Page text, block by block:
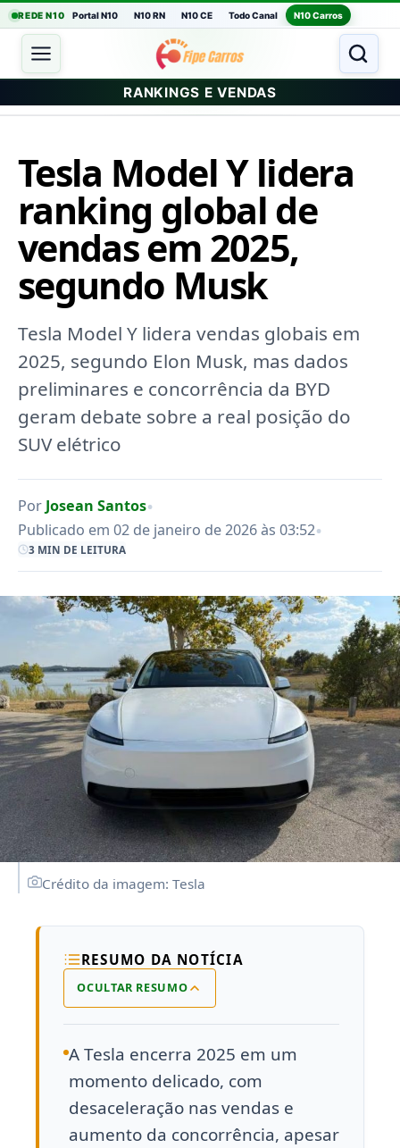
REDE N10 Portal N10 N10 RN N10 CE Todo Canal N10 Carros
RANKINGS E VENDAS
Tesla Model Y lidera
ranking global de
vendas em 2025,
segundo Musk
Tesla Model Y lidera vendas globais em
2025, segundo Elon Musk, mas dados
preliminares e concorrência da BYD
geram debate sobre a real posição do
SUV elétrico
Por Josean Santos•
Publicado em 02 de janeiro de 2026 às 03:52•
3 MIN DE LEITURA
Crédito da imagem: Tesla
RESUMO DA NOTÍCIA
OCULTAR RESUMO
A Tesla encerra 2025 em um
momento delicado, com
desaceleração nas vendas e
aumento da concorrência, apesar